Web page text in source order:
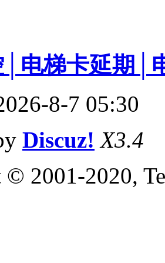
│电梯卡延期│
8-7 05:30
Discuz! X3.4
2001-2020,